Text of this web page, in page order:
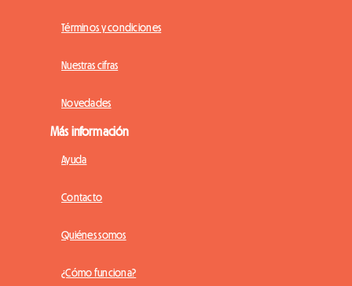
Términos y condiciones
Nuestras cifras
Novedades
Más información
Ayuda
Contacto
Quiénes somos
¿Cómo funciona?